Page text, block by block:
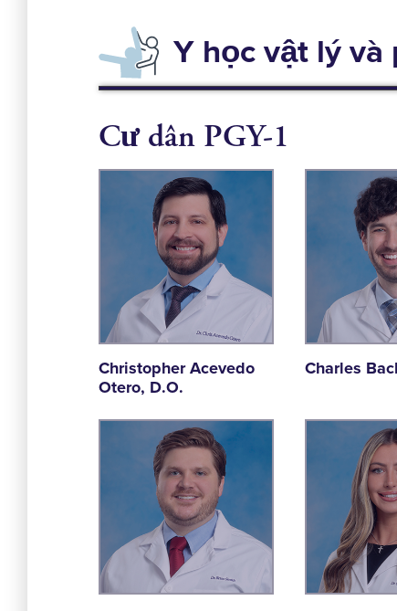
Y học vật lý
Cư dân PGY-1
Christopher Acevedo
Otero, D.O.
Charles